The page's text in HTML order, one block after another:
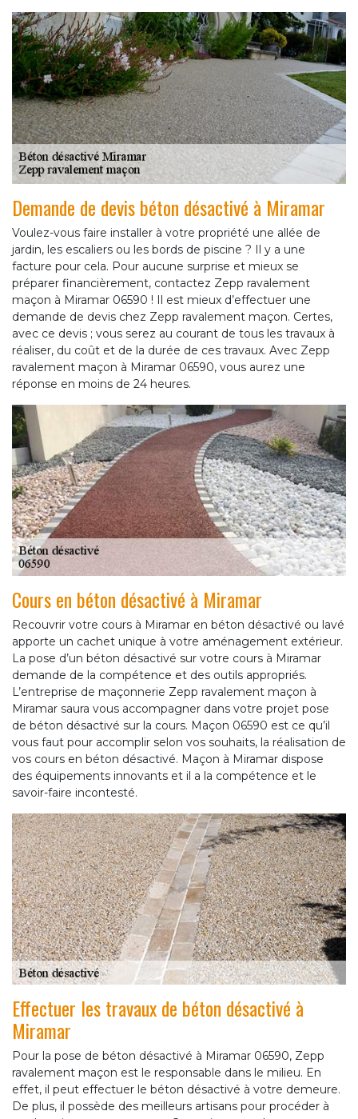
Demande de devis béton désactivé à Miramar
Voulez-vous faire installer à votre propriété une allée de
jardin, les escaliers ou les bords de piscine ? Il y a une
facture pour cela. Pour aucune surprise et mieux se
préparer financièrement, contactez Zepp ravalement
maçon à Miramar 06590 ! Il est mieux d’effectuer une
demande de devis chez Zepp ravalement maçon. Certes,
avec ce devis ; vous serez au courant de tous les travaux à
réaliser, du coût et de la durée de ces travaux. Avec Zepp
ravalement maçon à Miramar 06590, vous aurez une
réponse en moins de 24 heures.
Cours en béton désactivé à Miramar
Recouvrir votre cours à Miramar en béton désactivé ou lavé
apporte un cachet unique à votre aménagement extérieur.
La pose d’un béton désactivé sur votre cours à Miramar
demande de la compétence et des outils appropriés.
L’entreprise de maçonnerie Zepp ravalement maçon à
Miramar saura vous accompagner dans votre projet pose
de béton désactivé sur la cours. Maçon 06590 est ce qu’il
vous faut pour accomplir selon vos souhaits, la réalisation de
vos cours en béton désactivé. Maçon à Miramar dispose
des équipements innovants et il a la compétence et le
savoir-faire incontesté.
Effectuer les travaux de béton désactivé à
Miramar
Pour la pose de béton désactivé à Miramar 06590, Zepp
ravalement maçon est le responsable dans le milieu. En
effet, il peut effectuer le béton désactivé à votre demeure.
De plus, il possède des meilleurs artisans pour procéder à